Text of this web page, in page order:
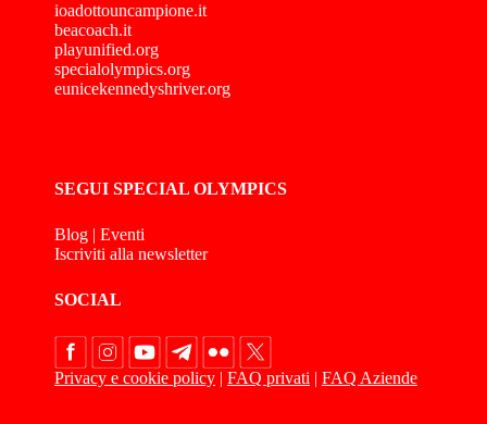
ioadottouncampione.it
beacoach.it
playunified.org
specialolympics.org
eunicekennedyshriver.org
SEGUI SPECIAL OLYMPICS
Blog | Eventi
Iscriviti alla newsletter
SOCIAL
Privacy e cookie policy | FAQ privati | FAQ Aziende